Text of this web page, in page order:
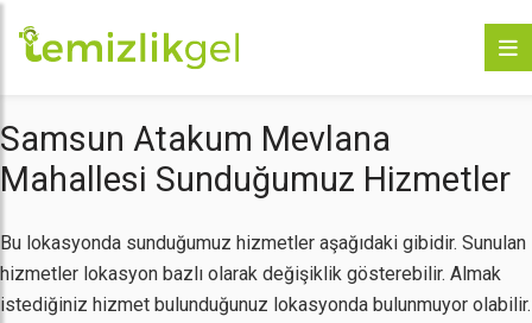
Samsun Atakum Mevlana
Mahallesi Sunduğumuz Hizmetler
Bu lokasyonda sunduğumuz hizmetler aşağıdaki gibidir. Sunulan
hizmetler lokasyon bazlı olarak değişiklik gösterebilir. Almak
istediğiniz hizmet bulunduğunuz lokasyonda bulunmuyor olabilir.